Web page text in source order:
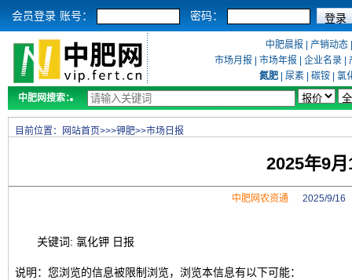
会员登录 账号： 密码：
中肥晨报 产销动态
市场月报
市场年报 企业名录
氮肥
尿素 碳铵
氯
中肥网搜索：
目前位置： 网站首页>>>钾肥>>市场日报
2025年9
中肥网农资通 2025/9/16
关键词: 氯化钾 日报
说明：您浏览的信息被限制浏览，浏览本信息有以下可能：